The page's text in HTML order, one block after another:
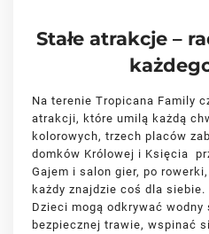
Stałe atrakcje –
Na terenie Tropicana Family
atrakcji, które umilą każdą
kolorowych, trzech placów
domków Królowej i Księcia
Gajem i salon gier, po
każdy znajdzie coś dla siebie.
Dzieci mogą odkrywać wodny
bezpiecznej trawie, wspinać